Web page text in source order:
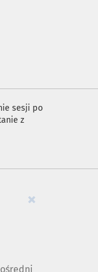
sesji po
z
×